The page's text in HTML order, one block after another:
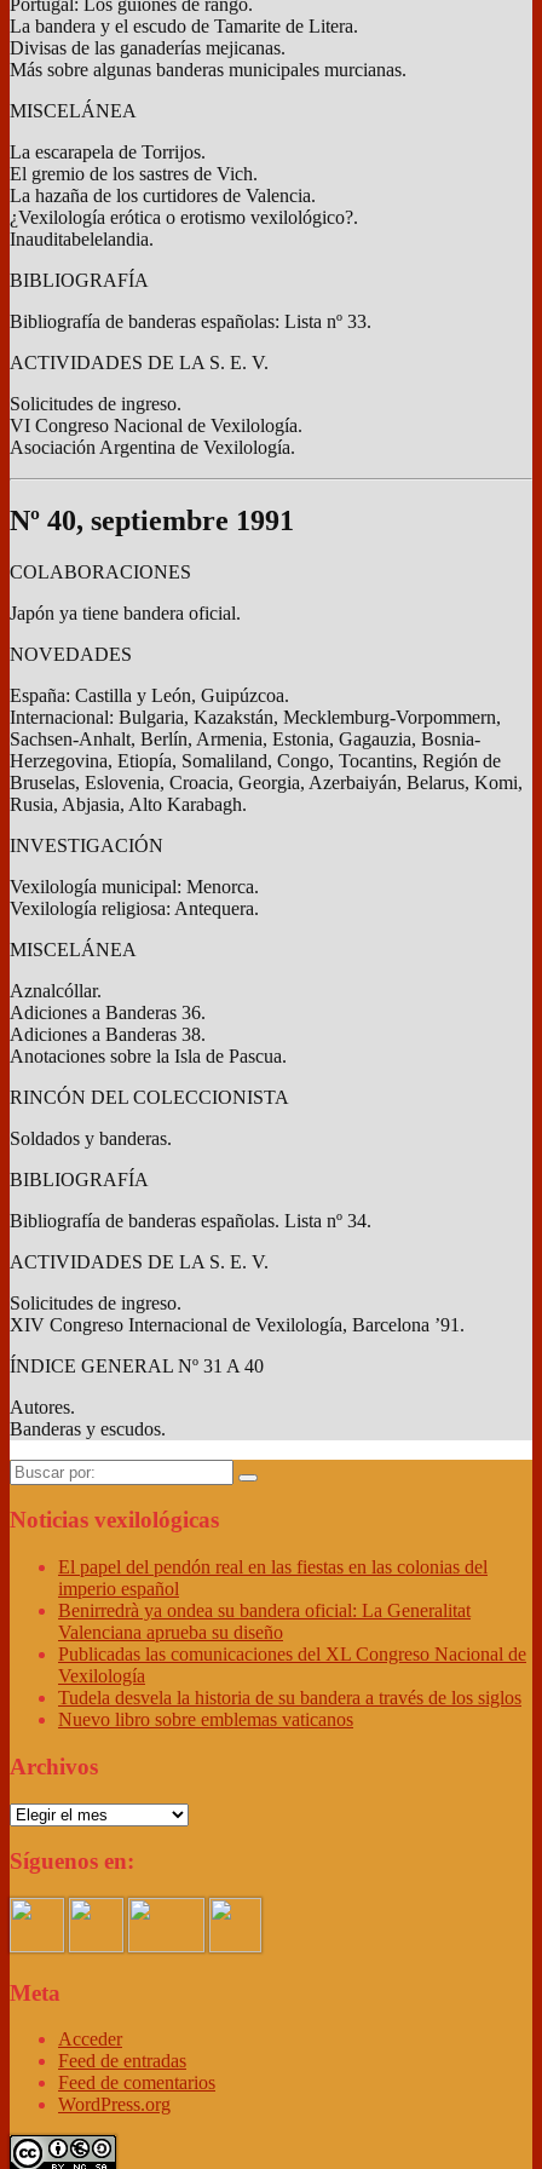
Portugal: Los guiones de rango.
La bandera y el escudo de Tamarite de Litera.
Divisas de las ganaderías mejicanas.
Más sobre algunas banderas municipales murcianas.
MISCELÁNEA
La escarapela de Torrijos.
El gremio de los sastres de Vich.
La hazaña de los curtidores de Valencia.
¿Vexilología erótica o erotismo vexilológico?.
Inauditabelelandia.
BIBLIOGRAFÍA
Bibliografía de banderas españolas: Lista nº 33.
ACTIVIDADES DE LA S. E. V.
Solicitudes de ingreso.
VI Congreso Nacional de Vexilología.
Asociación Argentina de Vexilología.
Nº 40, septiembre 1991
COLABORACIONES
Japón ya tiene bandera oficial.
NOVEDADES
España: Castilla y León, Guipúzcoa.
Internacional: Bulgaria, Kazakstán, Mecklemburg-Vorpommern,
Sachsen-Anhalt, Berlín, Armenia, Estonia, Gagauzia, Bosnia-
Herzegovina, Etiopía, Somaliland, Congo, Tocantins, Región de
Bruselas, Eslovenia, Croacia, Georgia, Azerbaiyán, Belarus, Komi,
Rusia, Abjasia, Alto Karabagh.
INVESTIGACIÓN
Vexilología municipal: Menorca.
Vexilología religiosa: Antequera.
MISCELÁNEA
Aznalcóllar.
Adiciones a Banderas 36.
Adiciones a Banderas 38.
Anotaciones sobre la Isla de Pascua.
RINCÓN DEL COLECCIONISTA
Soldados y banderas.
BIBLIOGRAFÍA
Bibliografía de banderas españolas. Lista nº 34.
ACTIVIDADES DE LA S. E. V.
Solicitudes de ingreso.
XIV Congreso Internacional de Vexilología, Barcelona ’91.
ÍNDICE GENERAL Nº 31 A 40
Autores.
Banderas y escudos.
Buscar
por:
Noticias vexilológicas
El papel del pendón real en las fiestas en las colonias del
imperio español
Benirredrà ya ondea su bandera oficial: La Generalitat
Valenciana aprueba su diseño
Publicadas las comunicaciones del XL Congreso Nacional de
Vexilología
Tudela desvela la historia de su bandera a través de los siglos
Nuevo libro sobre emblemas vaticanos
Archivos
Archivos
Síguenos en:
Meta
Acceder
Feed de entradas
Feed de comentarios
WordPress.org